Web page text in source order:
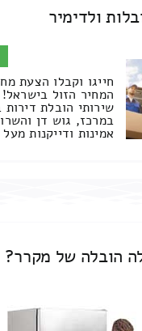
ולדימיר
חייגו וקבלו הצעת
המחיר הזול בישראל!
שירותי הובלת
במרכז, גוש דן
אמינות ודייקנות
הובלה של מקרר?